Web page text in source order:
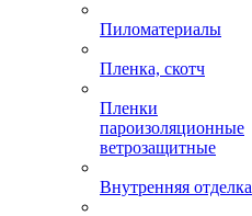
Пиломатериалы
Пленка, скотч
Пленки
пароизоляционные
ветрозащитные
Внутренняя отделка